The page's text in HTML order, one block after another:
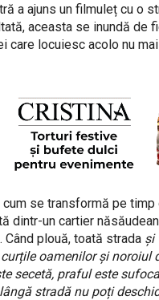
a ajuns un filmuleț cu o
aceasta se inundă de
care locuiesc acolo nu
se transformă pe timp
dintr-un cartier
plouă, toată strada şi
oamenilor şi noroiul
secetă, praful este
stradă nu poți